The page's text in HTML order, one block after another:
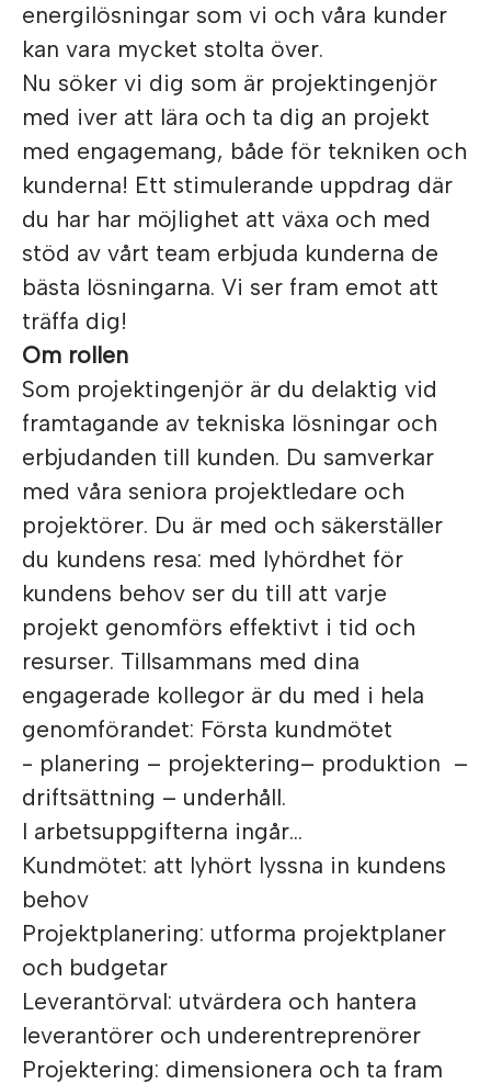
energilösningar som vi och våra kunder
kan vara mycket stolta över.
Nu söker vi dig som är projektingenjör
med iver att lära och ta dig an projekt
med engagemang, både för tekniken och
kunderna! Ett stimulerande uppdrag där
du har har möjlighet att växa och med
stöd av vårt team erbjuda kunderna de
bästa lösningarna. Vi ser fram emot att
träffa dig!
Om rollen
Som projektingenjör är du delaktig vid
framtagande av tekniska lösningar och
erbjudanden till kunden. Du samverkar
med våra seniora projektledare och
projektörer. Du är med och säkerställer
du kundens resa: med lyhördhet för
kundens behov ser du till att varje
projekt genomförs effektivt i tid och
resurser. Tillsammans med dina
engagerade kollegor är du med i hela
genomförandet: Första kundmötet
- planering – projektering– produktion –
driftsättning – underhåll.
I arbetsuppgifterna ingår…
Kundmötet: att lyhört lyssna in kundens
behov
Projektplanering: utforma projektplaner
och budgetar
Leverantörval: utvärdera och hantera
leverantörer och underentreprenörer
Projektering: dimensionera och ta fram